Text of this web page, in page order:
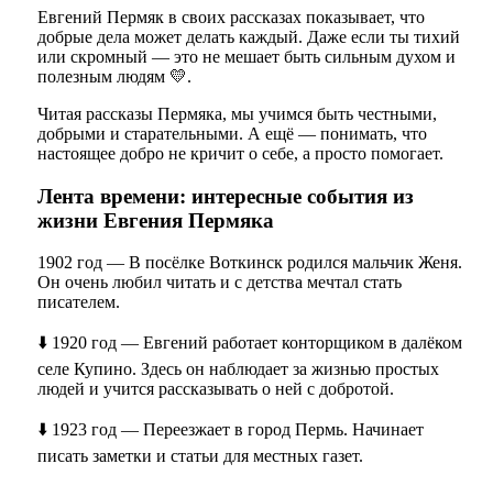
Евгений Пермяк в своих рассказах показывает, что
добрые дела может делать каждый. Даже если ты тихий
или скромный — это не мешает быть сильным духом и
полезным людям 💛.
Читая рассказы Пермяка, мы учимся быть честными,
добрыми и старательными. А ещё — понимать, что
настоящее добро не кричит о себе, а просто помогает.
Лента времени: интересные события из
жизни Евгения Пермяка
1902 год — В посёлке Воткинск родился мальчик Женя.
Он очень любил читать и с детства мечтал стать
писателем.
⬇️ 1920 год — Евгений работает конторщиком в далёком
селе Купино. Здесь он наблюдает за жизнью простых
людей и учится рассказывать о ней с добротой.
⬇️ 1923 год — Переезжает в город Пермь. Начинает
писать заметки и статьи для местных газет.